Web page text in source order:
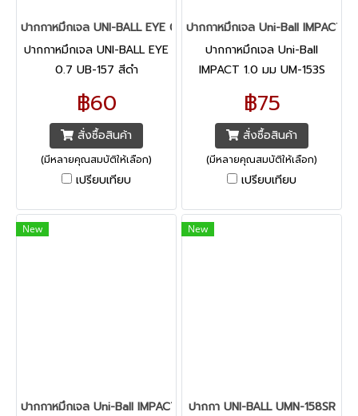
ปากกาหมึกเจล UNI-BALL EYE 0.7 UB-157 สีดำ
ปากกาหมึกเจล UNI-BALL EYE
0.7 UB-157 สีดำ
฿60
สั่งซื้อสินค้า
(มีหลายคุณสมบัติให้เลือก)
เปรียบเทียบ
ปากกาหมึกเจล Uni-Ball IMPACT
ปากกาหมึกเจล Uni-Ball
IMPACT 1.0 มม UM-153S
สีน้ำเงิน
฿75
สั่งซื้อสินค้า
(มีหลายคุณสมบัติให้เลือก)
เปรียบเทียบ
New
ปากกาหมึกเจล Uni-Ball IMPACT 1.0 มม UM-153S สีดำ
New
ปากกา UNI-BALL UMN-158SR